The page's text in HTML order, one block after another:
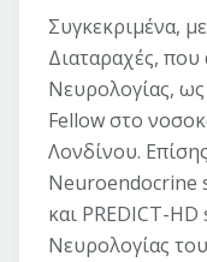
Συγκεκριμένα,
Διαταραχές, που
Νευρολογίας,
Fellow στο
Λονδίνου.
Neuroendocrine
και PREDICT-
Νευρολογίας